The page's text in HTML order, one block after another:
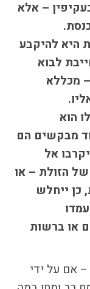
– אלא
היא להיקבע
לבוא
מכללא
הוא
מבקשים הם
אל
הזולת – או
כן ייחלש
או ברשות
אם על ידי